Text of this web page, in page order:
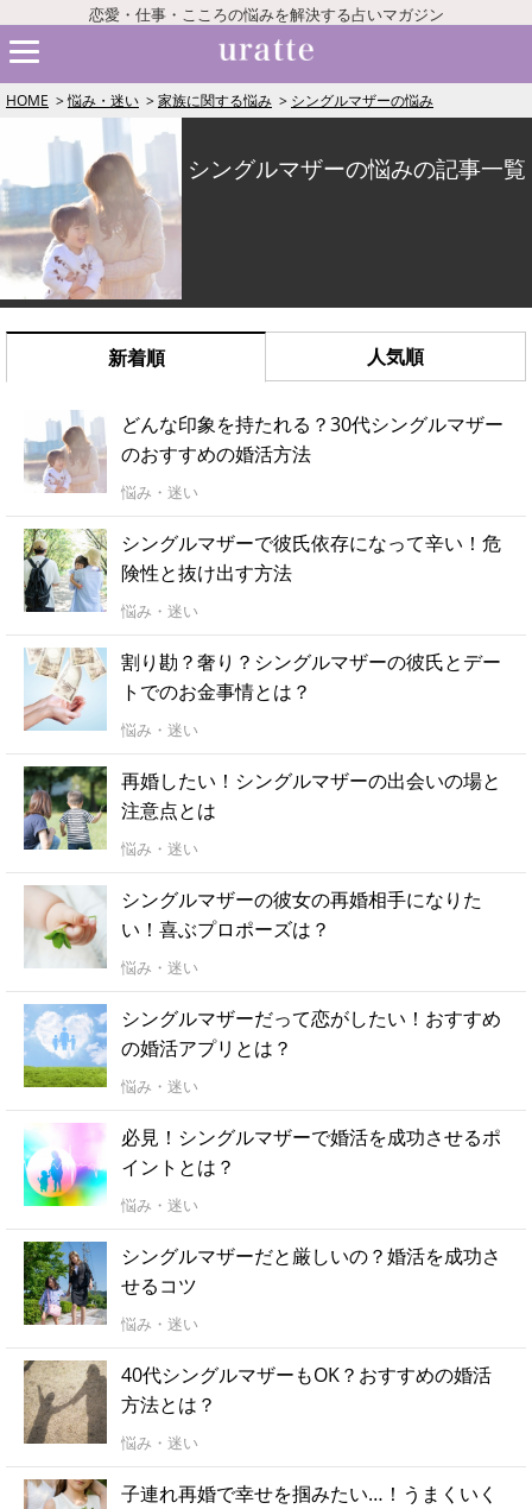
恋愛・仕事・こころの悩みを解決する占いマガジン
HOME 悩み・迷い 家族に関する悩み シングルマザーの悩み
シングルマザーの悩みの記事一覧
新着順 人気順
どんな印象を持たれる？30代シングルマザー
のおすすめの婚活方法
悩み・迷い
シングルマザーで彼氏依存になって辛い！危
険性と抜け出す方法
悩み・迷い
割り勘？奢り？シングルマザーの彼氏とデー
トでのお金事情とは？
悩み・迷い
再婚したい！シングルマザーの出会いの場と
注意点とは
悩み・迷い
シングルマザーの彼女の再婚相手になりた
い！喜ぶプロポーズは？
悩み・迷い
シングルマザーだって恋がしたい！おすすめ
の婚活アプリとは？
悩み・迷い
必見！シングルマザーで婚活を成功させるポ
イントとは？
悩み・迷い
シングルマザーだと厳しいの？婚活を成功さ
せるコツ
悩み・迷い
40代シングルマザーもOK？おすすめの婚活
方法とは？
悩み・迷い
子連れ再婚で幸せを掴みたい…！うまくいく